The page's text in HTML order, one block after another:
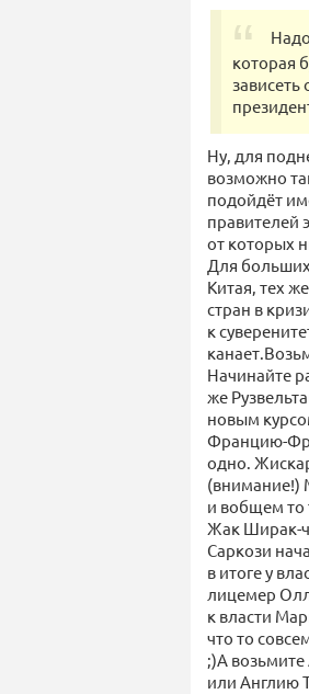
которая
зависеть
Ну, для
возможно
подойдёт
правителей
от которых
Для
Китая, тех
стран в
к
Начинайте
же
новым
Францию-
одно.
(внимание!)
и вобщем
Жак Ширак-
Саркози
в итоге у
лицемер
к власти
что то
;)А
или Англию